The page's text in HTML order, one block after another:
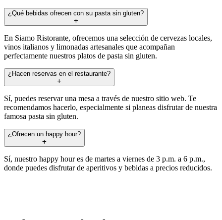
¿Qué bebidas ofrecen con su pasta sin gluten?
En Siamo Ristorante, ofrecemos una selección de cervezas locales,
vinos italianos y limonadas artesanales que acompañan
perfectamente nuestros platos de pasta sin gluten.
¿Hacen reservas en el restaurante?
Sí, puedes reservar una mesa a través de nuestro sitio web. Te
recomendamos hacerlo, especialmente si planeas disfrutar de nuestra
famosa pasta sin gluten.
¿Ofrecen un happy hour?
Sí, nuestro happy hour es de martes a viernes de 3 p.m. a 6 p.m.,
donde puedes disfrutar de aperitivos y bebidas a precios reducidos.